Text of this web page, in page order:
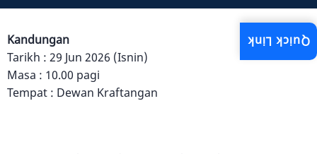
Kandungan
Tarikh : 29 Jun 2026 (Isnin)
Masa : 10.00 pagi
Tempat : Dewan Kraftangan
Quick Link